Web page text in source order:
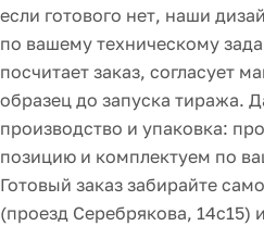
если готового нет, наши
по вашему техническому
посчитает заказ, согласует
образец до запуска тиража.
производство и упаковка:
позицию и комплектуем по
Готовый заказ забирайте
(проезд Серебрякова, 14с15)